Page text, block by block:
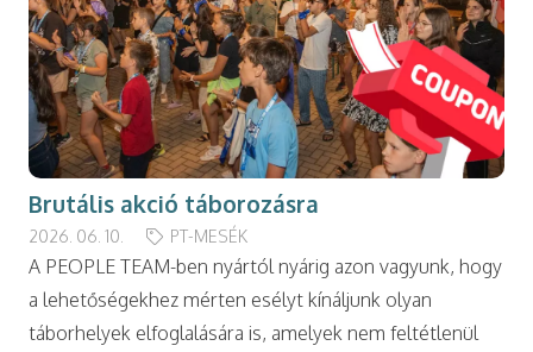
Brutális akció táborozásra
2026. 06. 10. PT-MESÉK
A PEOPLE TEAM-ben nyártól nyárig azon vagyunk, hogy
a lehetőségekhez mérten esélyt kínáljunk olyan
táborhelyek elfoglalására is, amelyek nem feltétlenül